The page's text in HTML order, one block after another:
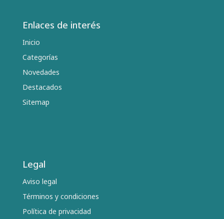
Enlaces de interés
Inicio
Categorías
Novedades
Destacados
Sitemap
Legal
Aviso legal
Términos y condiciones
Política de privacidad